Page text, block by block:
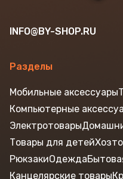
INFO@BY-SHOP.RU
Разделы
Мобильные аксессуары
Компьютерные
Электротовары
Товары для детей
РюкзакиОдежда
Канцелярские товары